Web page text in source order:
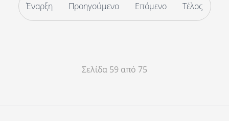
Έναρξη Προηγούμενο Επόμενο Τέλος
Σελίδα 59 από 75